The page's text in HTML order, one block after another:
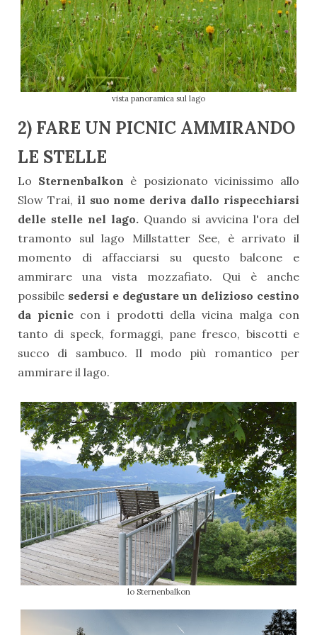
vista panoramica sul lago
2) FARE UN PICNIC AMMIRANDO
LE STELLE
Lo Sternenbalkon è posizionato vicinissimo allo
Slow Trai, il suo nome deriva dallo rispecchiarsi
delle stelle nel lago. Quando si avvicina l'ora del
tramonto sul lago Millstatter See, è arrivato il
momento di affacciarsi su questo balcone e
ammirare una vista mozzafiato. Qui è anche
possibile sedersi e degustare un delizioso cestino
da picnic con i prodotti della vicina malga con
tanto di speck, formaggi, pane fresco, biscotti e
succo di sambuco. Il modo più romantico per
ammirare il lago.
lo Sternenbalkon